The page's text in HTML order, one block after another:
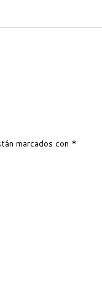
marcados con *